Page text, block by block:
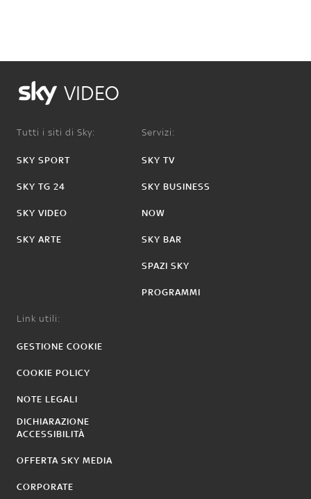
VIDEO
Tutti i siti di Sky:
SKY SPORT
SKY TG 24
SKY VIDEO
SKY ARTE
Servizi:
SKY TV
SKY BUSINESS
NOW
SKY BAR
SPAZI SKY
PROGRAMMI
Link utili:
GESTIONE COOKIE
COOKIE POLICY
NOTE LEGALI
DICHIARAZIONE
ACCESSIBILITÀ
OFFERTA SKY MEDIA
CORPORATE